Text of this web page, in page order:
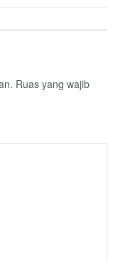
Ruas yang wajib